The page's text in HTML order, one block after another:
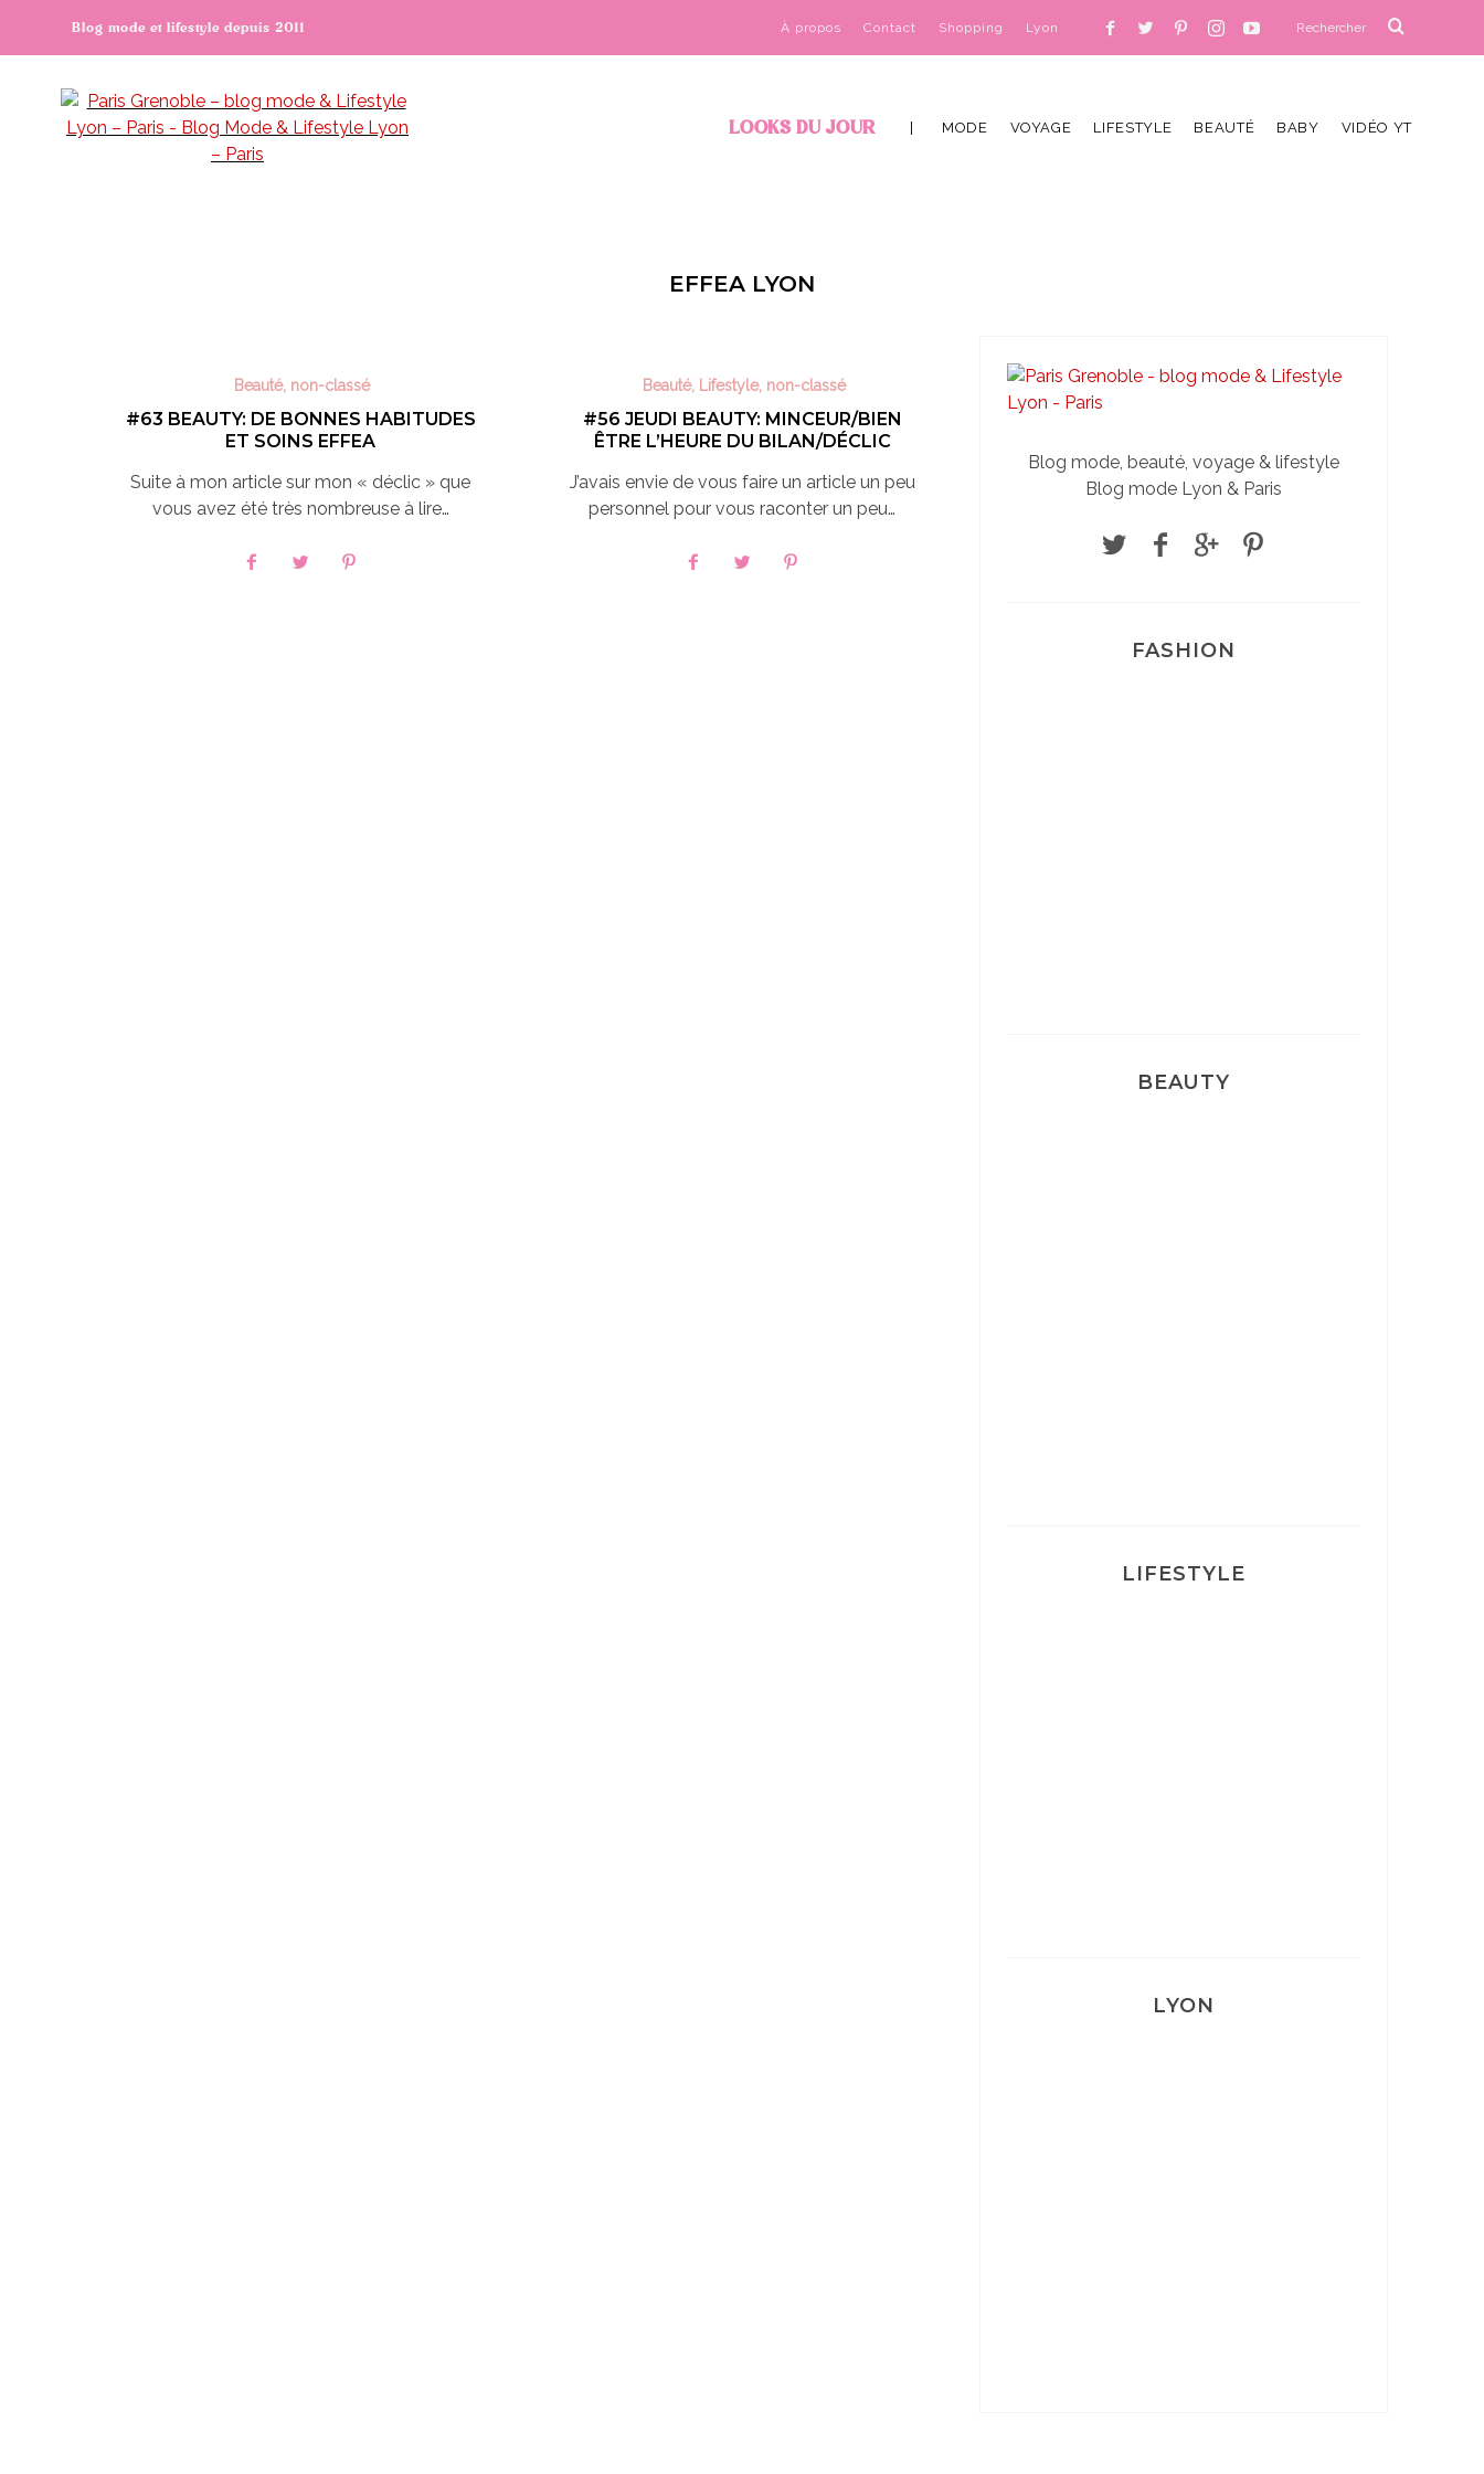
À propos Contact Shopping Lyon
Blog mode et lifestyle depuis 2011
LOOKS DU JOUR MODE VOYAGE LIFESTYLE BEAUTÉ BABY VIDÉO YT
EFFEA LYON
Beauté, non-classé
#63 BEAUTY: DE BONNES HABITUDES
ET SOINS EFFEA
Suite à mon article sur mon « déclic » que
vous avez été très nombreuse à lire…
Beauté, Lifestyle, non-classé
#56 JEUDI BEAUTY: MINCEUR/BIEN
ÊTRE L’HEURE DU BILAN/DÉCLIC
J’avais envie de vous faire un article un peu
personnel pour vous raconter un peu…
Blog mode, beauté, voyage & lifestyle
Blog mode Lyon & Paris
FASHION
BEAUTY
LIFESTYLE
LYON